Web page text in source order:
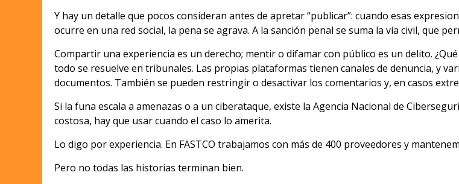
Y hay un detalle que pocos consideran antes de apretar “publicar”: cuando esas
ocurre en una red social, la pena se agrava. A la sanción penal se suma la vía civil, que
Compartir una experiencia es un derecho; mentir o difamar con público es un delito.
todo se resuelve en tribunales. Las propias plataformas tienen canales de denuncia, y
documentos. También se pueden restringir o desactivar los comentarios y, en casos
Si la funa escala a amenazas o a un ciberataque, existe la Agencia Nacional de
costosa, hay que usar cuando el caso lo amerita.
Lo digo por experiencia. En FASTCO trabajamos con más de 400 proveedores y
Pero no todas las historias terminan bien.